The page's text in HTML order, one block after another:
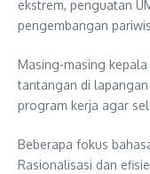
ekstrem, penguatan
pengembangan
Masing-masing
tantangan di
program kerja agar
Beberapa fokus
Rasionalisasi dan